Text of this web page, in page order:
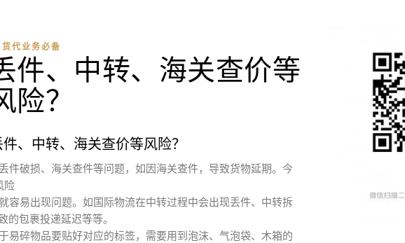
货代业务必备
件、中转、海关查价等
险？
、中转、海关查价等风险？
件破损、海关查件等问题，如因海关查件，导致货物延期。今
险
容易出现问题。如国际物流在中转过程中会出现丢件、中转拆
包裹投递延迟等等。
易碎物品要贴好对应的标签，需要用到泡沫、气泡袋、木箱的